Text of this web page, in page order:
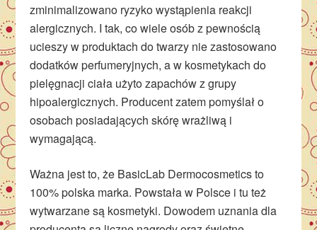
zminimalizowano ryzyko wystąpienia reakcji
alergicznych. I tak, co wiele osób z pewnością
ucieszy w produktach do twarzy nie zastosowano
dodatków perfumeryjnych, a w kosmetykach do
pielęgnacji ciała użyto zapachów z grupy
hipoalergicznych. Producent zatem pomyślał o
osobach posiadających skórę wrażliwą i
wymagającą.
Ważna jest to, że BasicLab Dermocosmetics to
100% polska marka. Powstała w Polsce i tu też
wytwarzane są kosmetyki. Dowodem uznania dla